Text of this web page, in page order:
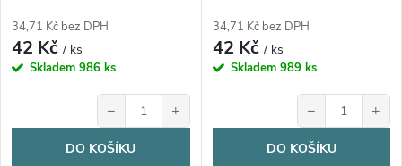
oknem, 1ks
34,71 Kč bez DPH
42 Kč/ ks
Skladem 986 ks
− +
DO KOŠÍKU
oknem, 1ks
34,71 Kč bez DPH
42 Kč/ ks
Skladem 989 ks
− +
DO KOŠÍKU